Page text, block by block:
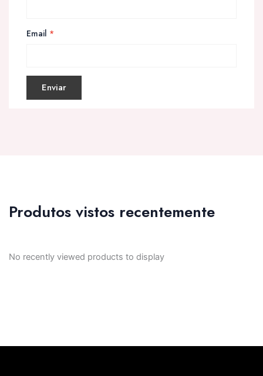
Email *
Produtos vistos recentemente
No recently viewed products to display